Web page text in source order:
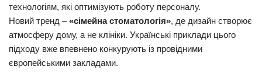
технологіям, які оптимізують роботу персоналу.
Новий тренд –«сімейна стоматологія», де дизайн створює
атмосферу дому, а не клініки. Українські приклади цього
підходу вже впевнено конкурують із провідними
європейськими закладами.